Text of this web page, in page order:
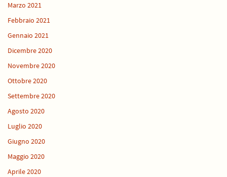
Marzo 2021
Febbraio 2021
Gennaio 2021
Dicembre 2020
Novembre 2020
Ottobre 2020
Settembre 2020
Agosto 2020
Luglio 2020
Giugno 2020
Maggio 2020
Aprile 2020